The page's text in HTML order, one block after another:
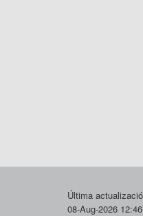
Última
08-Aug-2026